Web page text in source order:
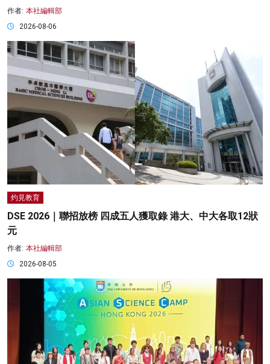
作者: 本社編輯部
2026-08-06
灼見教育
DSE 2026｜聯招放榜 四成五人獲取錄 港大、中大各取12狀
元
作者: 本社編輯部
2026-08-05